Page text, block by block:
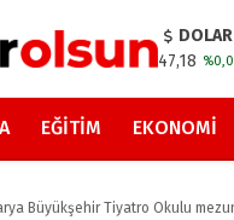
DOLAR
47,18
EĞITIM EKONOMI
Büyükşehir Tiyatro Okulu